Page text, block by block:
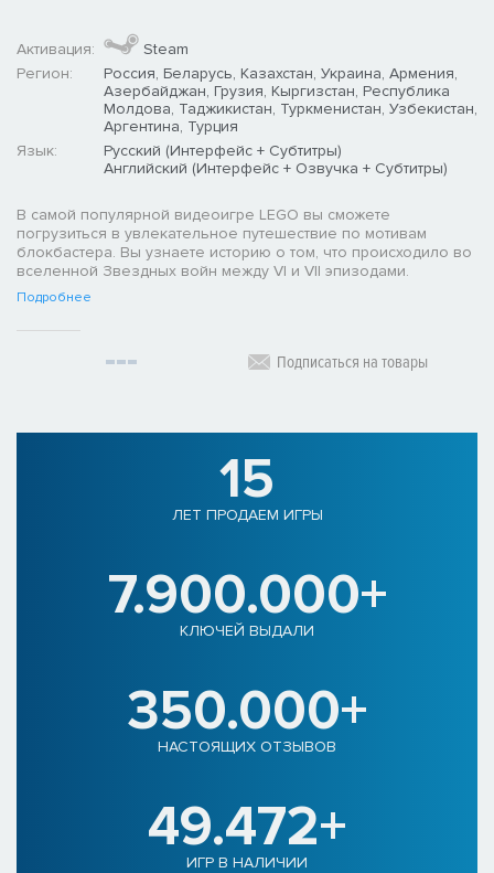
Активация:
Steam
Регион:
Россия, Беларусь, Казахстан, Украина, Армения,
Азербайджан, Грузия, Кыргизстан, Республика
Молдова, Таджикистан, Туркменистан, Узбекистан,
Аргентина, Турция
Язык:
Русский (Интерфейс + Субтитры)
Английский (Интерфейс + Озвучка + Субтитры)
В самой популярной видеоигре LEGO вы сможете
погрузиться в увлекательное путешествие по мотивам
блокбастера. Вы узнаете историю о том, что происходило во
вселенной Звездных войн между VI и VII эпизодами.
Подробнее
Подписаться на товары
15
ЛЕТ ПРОДАЕМ ИГРЫ
7.900.000+
КЛЮЧЕЙ ВЫДАЛИ
350.000+
НАСТОЯЩИХ ОТЗЫВОВ
49.472+
ИГР В НАЛИЧИИ